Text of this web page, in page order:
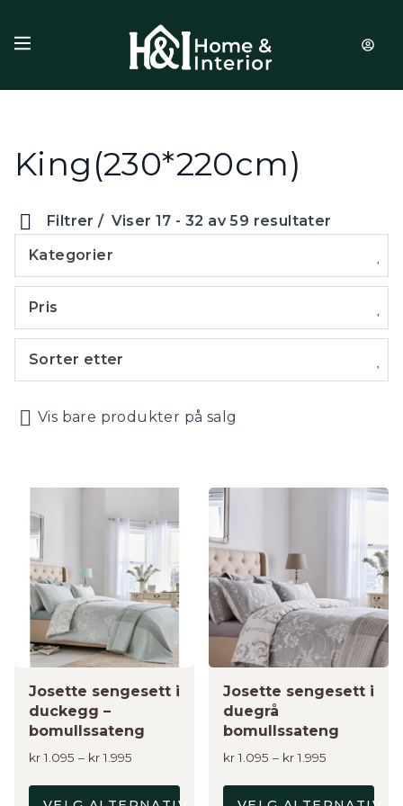
King(230*220cm)
Filtrer
Viser 17 - 32 av 59 resultater
Kategorier
Pris
Sorter etter
Vis bare produkter på salg
Josette sengesett i
duckegg –
bomullssateng
kr1.095 – kr1.995
produktet
har
flere
varianter.
Alternativene
kan
velges
på
produktsiden
Josette sengesett i
duegrå
bomullssateng
kr1.095 – kr1.995
Dette
produktet
har
flere
varianter.
Alternativene
kan
velges
på
produktsiden